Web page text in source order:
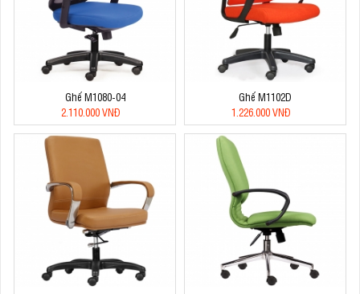
Ghế M1080-04
2.110.000 VNĐ
Ghế M1102D
1.226.000 VNĐ